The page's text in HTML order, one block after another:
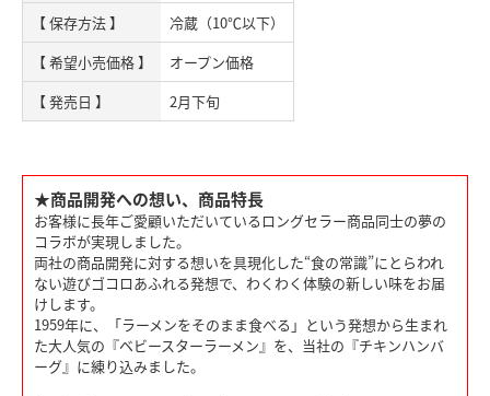
【 保存方法 】
冷蔵（10℃以下）
【 希望小売価格 】
オープン価格
【 発売日 】
2月下旬
★商品開発への想い、商品特長
お客様に長年ご愛顧いただいているロングセラー商品同士の夢の
コラボが実現しました。
両社の商品開発に対する想いを具現化した“食の常識”にとらわれ
ない遊びゴコロあふれる発想で、わくわく体験の新しい味をお届
けします。
1959年に、「ラーメンをそのまま食べる」という発想から生まれ
た大人気の『ベビースターラーメン』を、当社の『チキンハンバ
ーグ』に練り込みました。